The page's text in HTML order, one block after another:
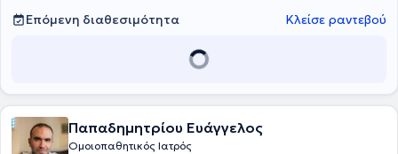
Επόμενη διαθεσιμότητα Κλείσε ραντεβού
Παπαδημητρίου Ευάγγελος
Ομοιοπαθητικός Ιατρός